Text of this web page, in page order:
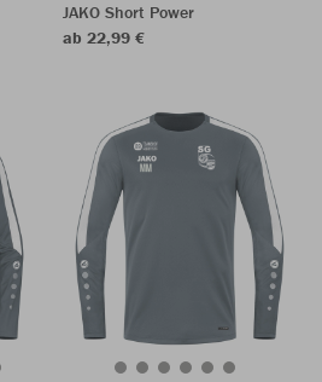
JAKO Short Power
ab 22,99 €